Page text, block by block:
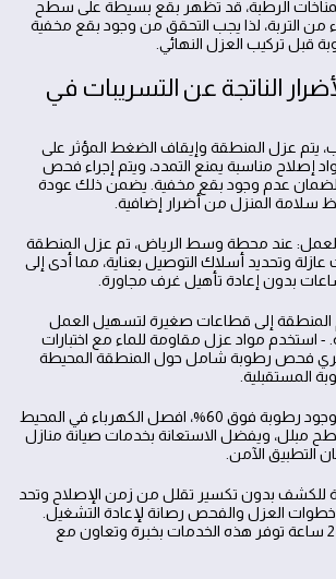
الرطبة، قد تظهر بقع بسيطة على سطح
من التربة، لذا يجب التحقق من وجود بقع مخفية
قبل تركيب العزل النهائي.
الناتجة عن التسريبات في
يتم عزل المنطقة وإيقاف الضغط المؤثر على
إصلاح مناسبة يمنع التمدد، ويتم إجراء فحص
عدم وجود بقع مخفية. يضمن ذلك عودة
سلامة المنزل من أضرار إضافية.
عند محطة وسط الرياض، تم عزل المنطقة
وتحديد أسلاك التوصيل بعناية، مما أدى إلى
إلى قطاعات صغيرة لتسهيل العمل
- استخدم مواد عزل مقاومة للماء مع اختبارات
فحص رطوبة شامل حول المنطقة المحيطة
المستقبلية.
اعتبارات السلامة: عند وجود رطوبة فوق 60%، افصل الكهرباء في المحيط
مبلل، ويفضل الاستعانة بخدمات صيانة منازل
للكشف بدون تكسير تقلل من زمن الإصلاح وتحد
العزل والفحص رصانة لإعادة التشغيل.
صيانة منازل الرياض 24 ساعة توفر هذه الخدمات بخبرة وتعاون مع